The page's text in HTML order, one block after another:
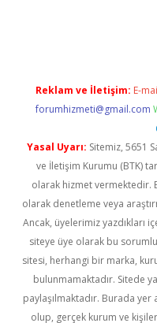
Reklam ve İletişim: E-
forumhizmeti@gmail.com
Yasal Uyarı: Sitemiz, 5651
ve İletişim Kurumu (BTK)
olarak hizmet vermektedir.
olarak denetleme veya
Ancak, üyelerimiz yazdıkları
siteye üye olarak bu
sitesi, herhangi bir marka,
bulunmamaktadır. Sitede
paylaşılmaktadır. Burada
olup, gerçek kurum ve